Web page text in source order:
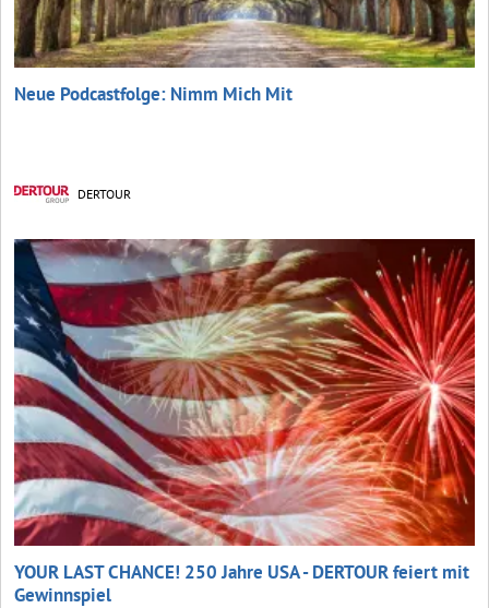
Neue Podcastfolge: Nimm Mich Mit
DERTOUR
YOUR LAST CHANCE! 250 Jahre USA - DERTOUR feiert mit
Gewinnspiel